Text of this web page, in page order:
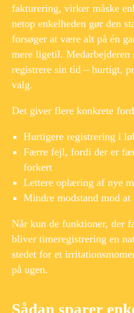
fakturering, virker måske
netop enkelheden gør den
forsøger at være alt på én
mere ligetil.
registrere sin tid – hurtigt,
valg.
Det giver flere konkrete
Hurtigere registrering i
Færre fejl, fordi der er
forkert
Lettere oplæring af nye
Mindre modstand mod
Når kun de funktioner, der
bliver timeregistrering en
stedet for et
på ugen.